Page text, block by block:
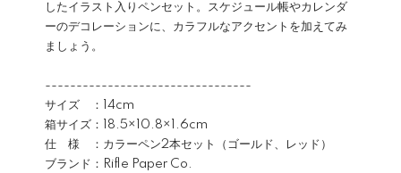
したイラスト入りペンセット。スケジュール帳やカレンダ
ーのデコレーションに、カラフルなアクセントを加えてみ
ましょう。
---------------------------------
サイズ ：14cm
箱サイズ：18.5×10.8×1.6cm
仕 様 ：カラーペン2本セット（ゴールド、レッド）
ブランド：Rifle Paper Co.